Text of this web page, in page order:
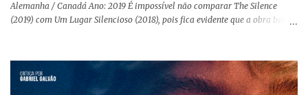
Alemanha / Canadá Ano: 2019 É impossível não comparar The Silence
(2019) com Um Lugar Silencioso (2018), pois fica evidente que a obra bebe
reproduzir alguns elementos que consograram a obra de John Krasinski
(The Office). Aqui os “monstros” com audições aguçadas eram seres da
Terra que estavam presos por séculos em uma caverna recém descoberta,